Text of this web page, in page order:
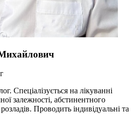
Спеціалізується на лікуванні
залежності, абстинентного
Проводить індивідуальні та